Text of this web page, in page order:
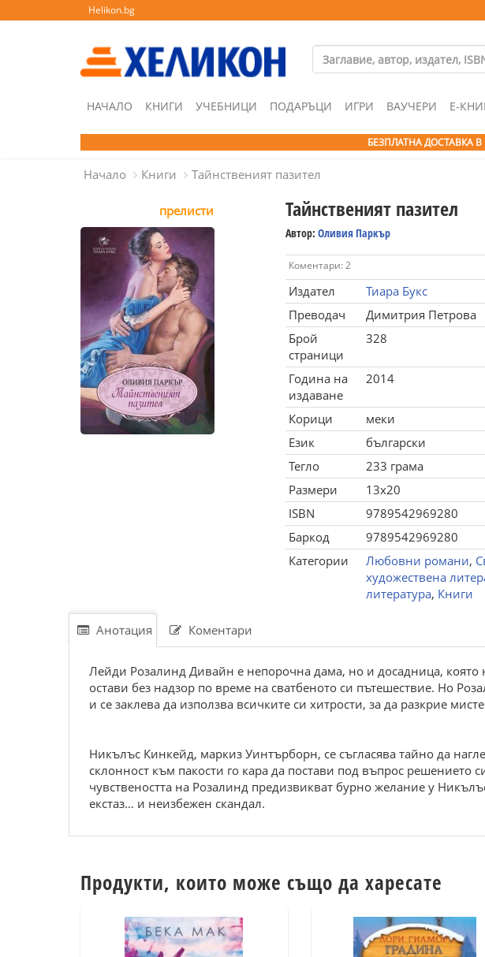
Helikon.bg
НАЧАЛО КНИГИ УЧЕБНИЦИ ПОДАРЪЦИ ИГРИ ВАУЧЕРИ Е-
БЕЗПЛАТНА ДОСТАВКА
Начало Книги Тайнственият пазител
прелисти Тайнственият пазител
Автор: Оливия Паркър
Коментари: 2
Издател
Тиара Букс
Преводач
Димитрия Петрова
Брой
страници
328
Година на
издаване
2014
Корици
меки
Език
български
Тегло
233 грама
Размери
13x20
ISBN
9789542969280
Баркод
9789542969280
Категории
Любовни романи,
художествена
литература, Книги
Анотация Коментари
Лейди Розалинд Дивайн е непорочна дама, но и досадница, която
остави без надзор по време на сватбеното си пътешествие. Но
и се заклева да използва всичките си хитрости, за да разкрие
Никълъс Кинкейд, маркиз Уинтърборн, се съгласява тайно да
склонност към пакости го кара да постави под въпрос решението
чувствеността на Розалинд предизвикват бурно желание у
екстаз… и неизбежен скандал.
Продукти, които може също да харесате